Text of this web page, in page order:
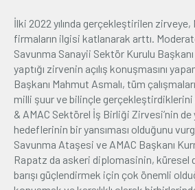
İlki 2022 yılında gerçekleştirilen zirveye,
firmaların ilgisi katlanarak arttı.
Savunma Sanayii Sektör Kurulu Başkanı
yaptığı zirvenin açılış konuşmasını
Başkanı Mahmut Asmalı, tüm
milli şuur ve bilinçle gerçekleştirdiklerini
& AMAC Sektörel İş Birliği Zirvesi’nin de
hedeflerinin bir yansıması olduğunu
Savunma Ataşesi ve AMAC Başkanı
Rapatz da askeri diplomasinin, küresel
barışı güçlendirmek için çok önemli